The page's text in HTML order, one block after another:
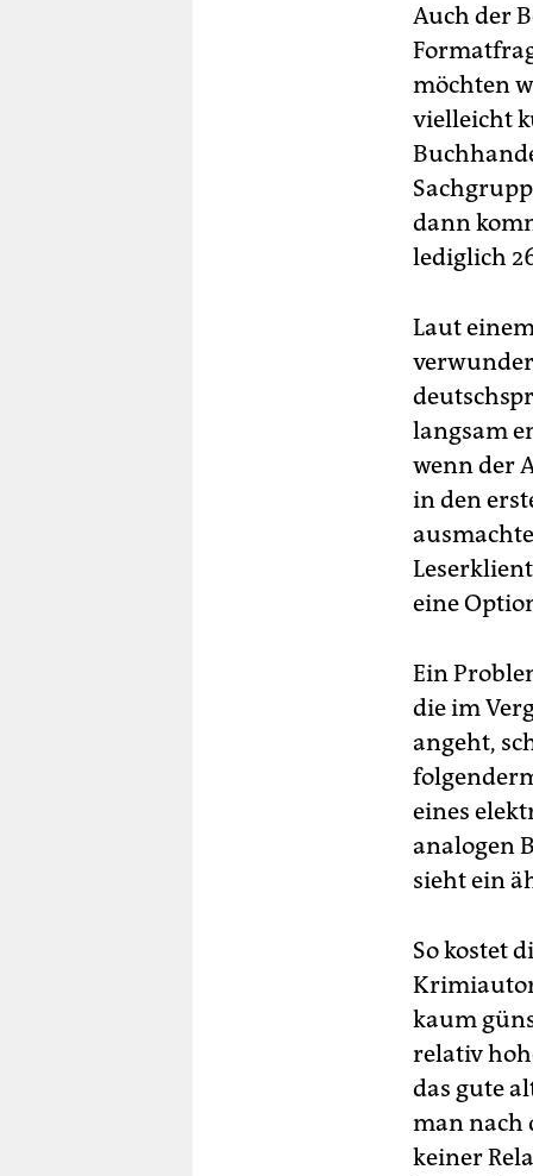
Auch der
möchten
vielleicht
dann
lediglich
Laut
langsam
wenn der
in den
eine
Ein
die im
angeht,
eines
analogen
sieht ein
So kostet
kaum
relativ
das gute
man nach
keiner